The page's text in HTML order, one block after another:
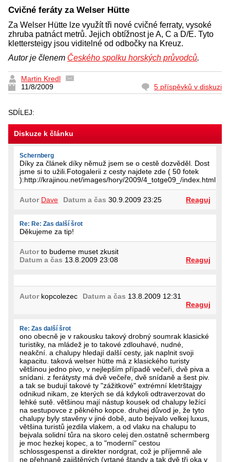
Cvičné feráty za Welser Hütte
Za Welser Hütte lze využít tři nové cvičné ferraty, vysoké
zhruba patnáct metrů. Jejich obtížnost je A, C a D/E. Tyto
klettersteigy jsou viditelné od odbočky na Kreuz.
Autor je členem Českého spolku horských průvodců.
Martin Kredl
11/8/2009
5 příspěvků v diskuzi
SDÍLEJ:
Diskuze k článku
Schernberg
Díky za článek díky němuž jsem se o cestě dozvěděl. Dost
jsme si to užili.Fotogalerii z cesty najdete zde ( 50 fotek
):http://krajinou.net/images/hory/2009/4_totge09_/index.html
Autor Dave Datum a čas 30.9.2009 23:25 Reaguj
Re: Re: Zas další šrot
Děkujeme za tip!
Autorto budeme muset zkusit
Datum a čas 13.8.2009 23:08 Reaguj
Autorkopcolezec Datum a čas 13.8.2009 12:31
Reaguj
Re: Zas další šrot
ono obecně je v rakousku takový drobný soumrak klasické
turistiky, na mládež je to takové zdlouhavé, nudné,
neakční. a chalupy hledají další cesty, jak naplnit svoji
kapacitu. taková welser hütte má z klasického turisty
většinou jedno pivo, v nejlepším případě večeři, dvě piva a
snídani. z ferátysty má dvě večeře, dvě snídaně a šest piv.
a tak se budují takové ty "zážitkové" extrémní kletrštajgy
odnikud nikam, ze kterých se dá kdykoli odtraverzovat do
lehké sutě. většinou mají nástup kousek od chalupy ležící
na sestupovce z pěkného kopce. druhej důvod je, že tyto
chalupy byly stavěny v jiné době, auto bejvalo velkej luxus,
většina turistů jezdila vlakem, a od vlaku na chalupu to
bejvala solidní tůra na skoro celej den.ostatně schermberg
je moc hezkej kopec, a to "moderní" cestou
schlossgespenst a direkter nordgrat, což je příjemně ale
ne přehnaně zajištěných (vrtané štandy a tak dvě tři oka v